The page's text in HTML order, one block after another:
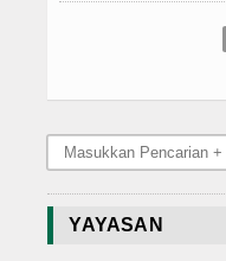
YAYASAN